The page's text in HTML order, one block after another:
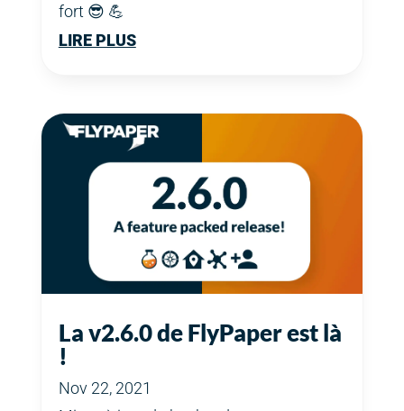
fort 😎 💪
LIRE PLUS
La v2.6.0 de FlyPaper est là
!
Nov 22, 2021